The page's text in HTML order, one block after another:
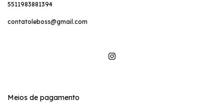
5511983881394
contatoleboss@gmail.com
Meios de pagamento